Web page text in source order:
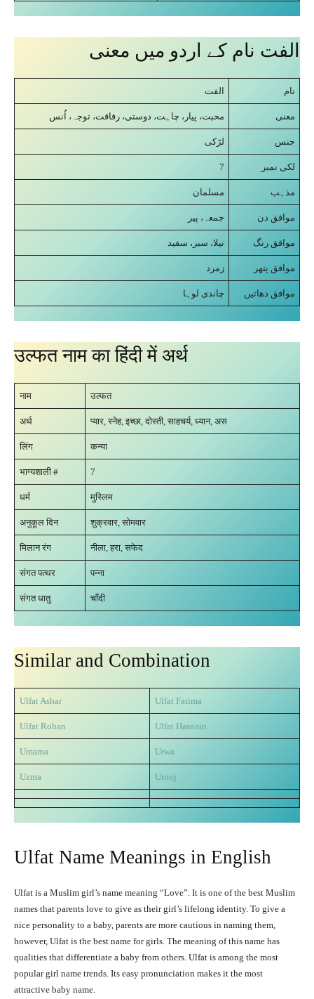
الفت نام کے اردو میں معنی
الفت نام
محبت، پیار، چاہت، دوستی، رفاقت، توجہ، اُنس معنی
لڑکی جنس
7 لکی نمبر
مسلمان مذہب
جمعہ، پیر موافق دن
نیلا، سبز، سفید موافق رنگ
زمرد موافق پتھر
چاندی لوہا موافق دھاتیں
उल्फत नाम का हिंदी में अर्थ
नाम उल्फत
अर्थ प्यार, स्नेह, इच्छा, दोस्ती, साहचर्य, ध्यान, अस
लिंग कन्या
भाग्यशाली # 7
धर्म मुस्लिम
अनुकूल दिन शुक्रवार, सोमवार
मिलान रंग नीला, हरा, सफेद
संगत पत्थर पन्ना
संगत धातु चाँदी
Similar and Combination
Ulfat Ashar Ulfat Fatima
Ulfat Rohan Ulfat Hasnain
Umama Urwa
Uzma Urooj
Ulfat Name Meanings in English
Ulfat is a Muslim girl’s name meaning “Love”. It is one of the best Muslim
names that parents love to give as their girl’s lifelong identity. To give a
nice personality to a baby, parents are more cautious in naming them,
however, Ulfat is the best name for girls. The meaning of this name has
qualities that differentiate a baby from others. Ulfat is among the most
popular girl name trends. Its easy pronunciation makes it the most
attractive baby name.